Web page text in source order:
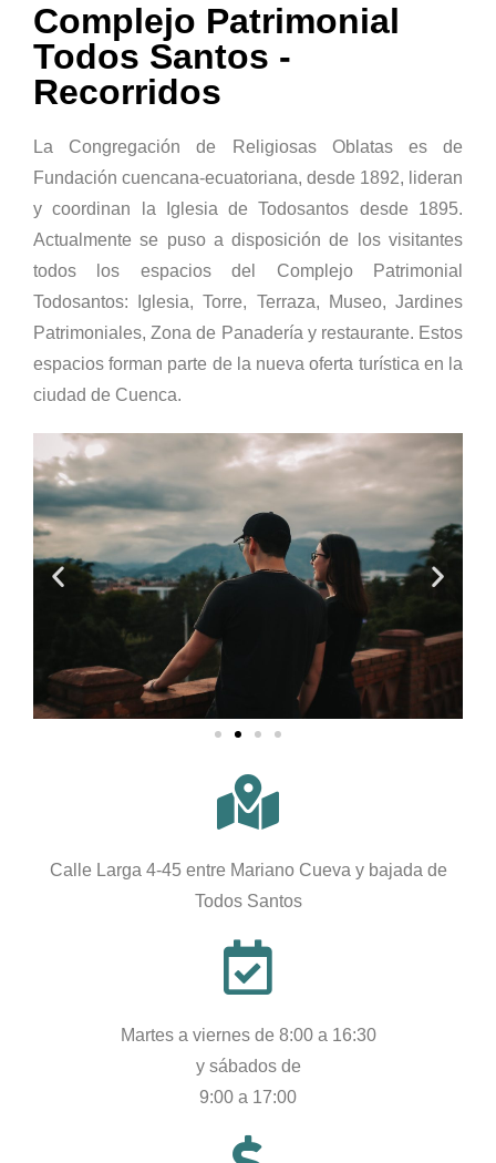
Complejo Patrimonial
Todos Santos -
Recorridos
La Congregación de Religiosas Oblatas es de
Fundación cuencana-ecuatoriana, desde 1892, lideran
y coordinan la Iglesia de Todosantos desde 1895.
Actualmente se puso a disposición de los visitantes
todos los espacios del Complejo Patrimonial
Todosantos: Iglesia, Torre, Terraza, Museo, Jardines
Patrimoniales, Zona de Panadería y restaurante. Estos
espacios forman parte de la nueva oferta turística en la
ciudad de Cuenca.
Calle Larga 4-45 entre Mariano Cueva y bajada de
Todos Santos
Martes a viernes de 8:00 a 16:30
y sábados de
9:00 a 17:00